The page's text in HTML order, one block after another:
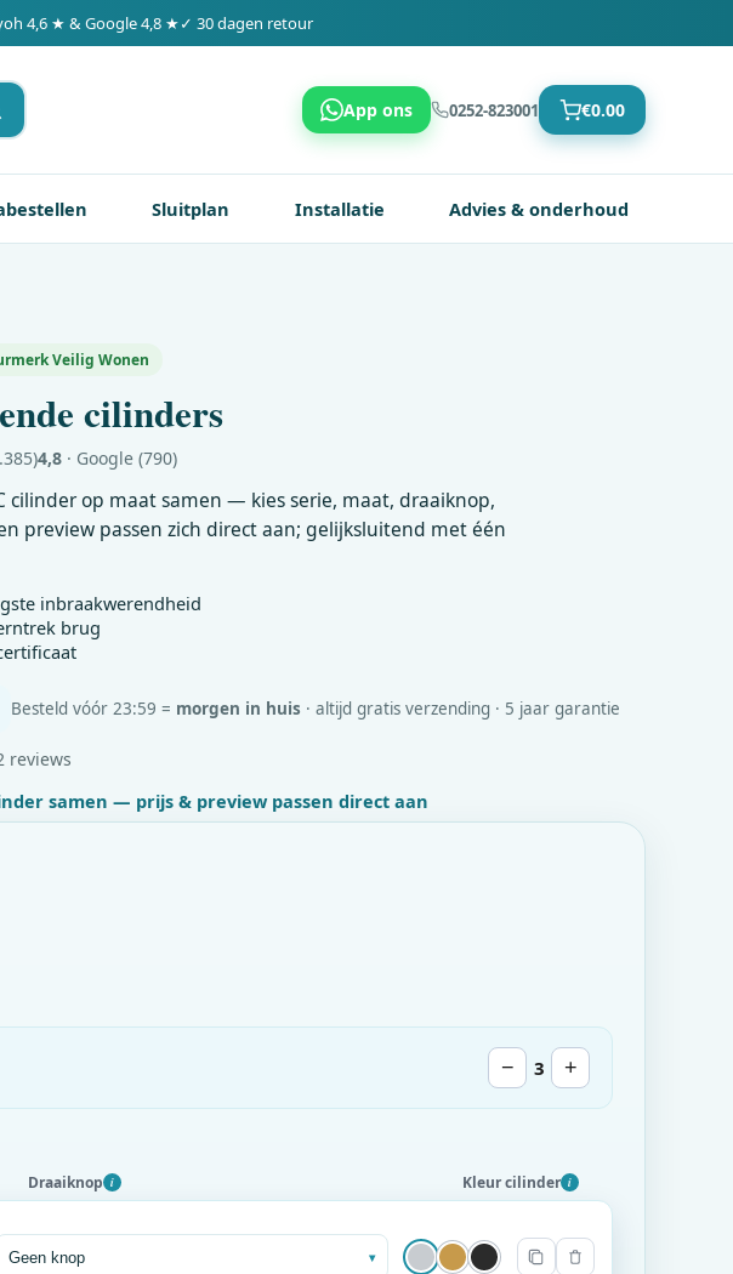
4,6 ★ & Google 4,8 ★✓ 30 dagen retour
App ons 0252-823001 €0.00
Sluitplan Installatie Advies & onderhoud
Veilig Wonen
cilinders
4,8 · Google (790)
cilinder op maat samen — kies serie, maat, draaiknop,
preview passen zich direct aan; gelijksluitend met één
inbraakwerendheid
brug
Besteld vóór 23:59 = morgen in huis · altijd gratis verzending · 5 jaar garantie
reviews
samen — prijs & preview passen direct aan
− 3 +
Draaiknop i Kleur cilinder i
Geen knop ▾